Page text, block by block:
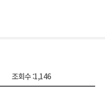
조회수 :1,146